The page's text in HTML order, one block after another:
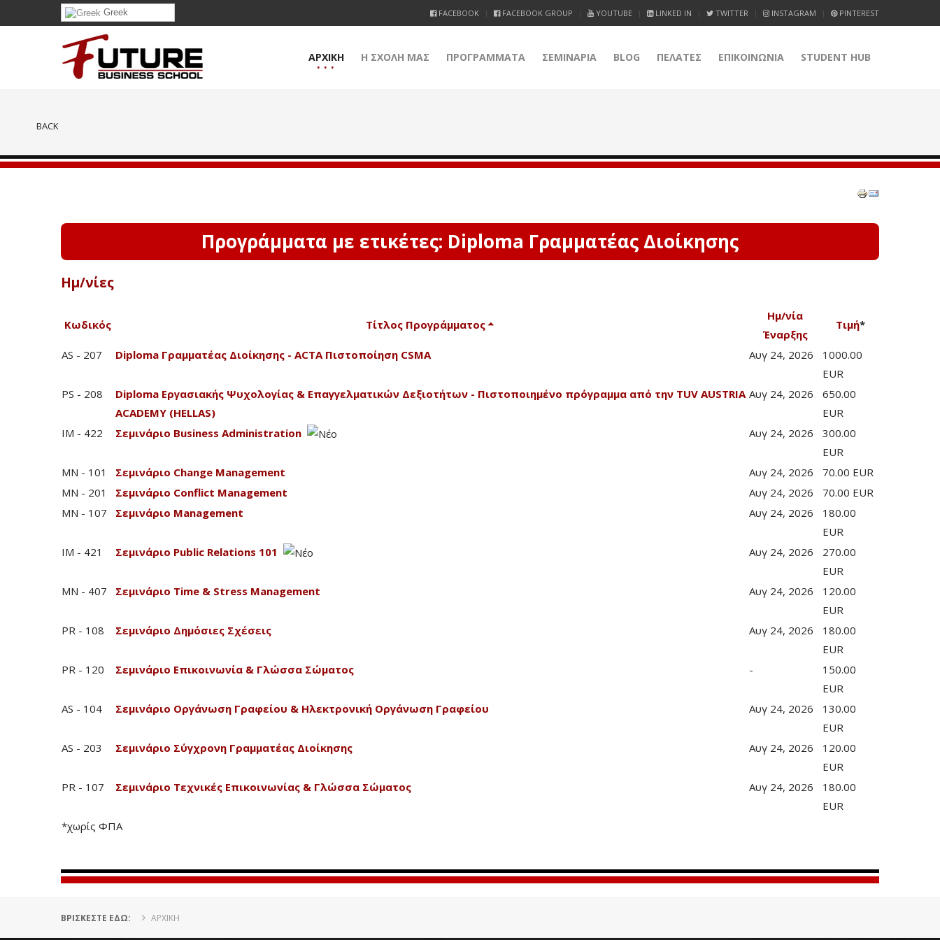
Greek FACEBOOK FACEBOOK GROUP YOUTUBE LINKED IN TWITTER INSTAGRAM PINTEREST
ΑΡΧΙΚΗ Η ΣΧΟΛΗ ΜΑΣ ΠΡΟΓΡΑΜΜΑΤΑ ΣΕΜΙΝΑΡΙΑ BLOG ΠΕΛΑΤΕΣ ΕΠΙΚΟΙΝΩΝΙΑ STUDENT HUB
BACK
Προγράμματα με ετικέτες: Diploma Γραμματέας Διοίκησης
Ημ/νίες
Κωδικός Τίτλος Προγράμματος
Ημ/νία
Έναρξης
Τιμή*
AS - 207 Diploma Γραμματέας Διοίκησης - ACTA Πιστοποίηση CSMA Αυγ 24, 2026
1000.00
EUR
PS - 208
Diploma Εργασιακής Ψυχολογίας & Επαγγελματικών Δεξιοτήτων - Πιστοποιημένο πρόγραμμα από την TUV AUSTRIA
ACADEMY (HELLAS)
Αυγ 24, 2026
650.00
EUR
IM - 422
Σεμινάριο Business Administration Αυγ 24, 2026
300.00
EUR
MN - 101
Σεμινάριο Change Management Αυγ 24, 2026
70.00 EUR
MN - 201
Σεμινάριο Conflict Management Αυγ 24, 2026
70.00 EUR
MN - 107
Σεμινάριο Management Αυγ 24, 2026
180.00
EUR
IM - 421
Σεμινάριο Public Relations 101 Αυγ 24, 2026
270.00
EUR
MN - 407
Σεμινάριο Time & Stress Management Αυγ 24, 2026
120.00
EUR
PR - 108
Σεμινάριο Δημόσιες Σχέσεις Αυγ 24, 2026
180.00
EUR
PR - 120
Σεμινάριο Επικοινωνία & Γλώσσα Σώματος -
150.00
EUR
AS - 104
Σεμινάριο Οργάνωση Γραφείου & Ηλεκτρονική Οργάνωση Γραφείου Αυγ 24, 2026
130.00
EUR
AS - 203
Σεμινάριο Σύγχρονη Γραμματέας Διοίκησης Αυγ 24, 2026
120.00
EUR
PR - 107
Σεμινάριο Τεχνικές Επικοινωνίας & Γλώσσα Σώματος Αυγ 24, 2026
180.00
EUR
*χωρίς ΦΠΑ
ΒΡΊΣΚΕΣΤΕ ΕΔΏ: ΑΡΧΙΚΗ